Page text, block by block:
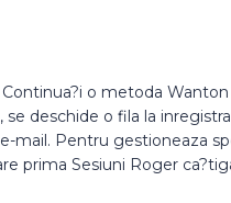
o metoda
deschide o fila la
Pentru gestioneaza
prima Sesiuni Roger